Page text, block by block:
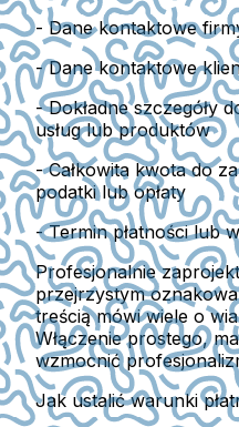
- Dane kontaktowe
- Dane kontaktowe
- Dokładne szczegóły
usług lub produktów
- Całkowita kwota do
podatki lub opłaty
- Termin płatności lub
Profesjonalnie
przejrzystym
treścią mówi wiele o
Włączenie prostego,
wzmocnić
Jak ustalić warunki